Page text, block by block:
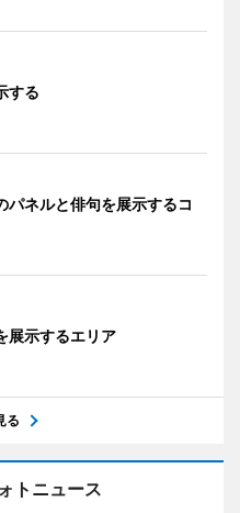
する
パネルと俳句を展示するコ
展示するエリア
る
トニュース